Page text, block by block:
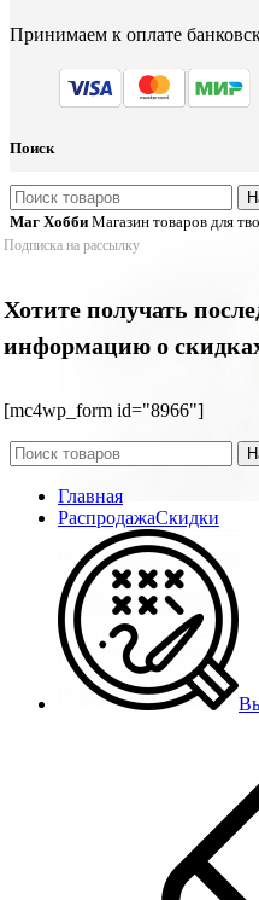
Принимаем к оплате
Поиск
Маг Хобби Магазин товаров для
Подписка на рассылку
Хотите получать
информацию о
[mc4wp_form id="8966"]
Главная
РаспродажаСкидки